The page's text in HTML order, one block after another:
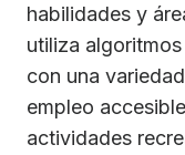
habilidades y
utiliza
con una
empleo
actividades